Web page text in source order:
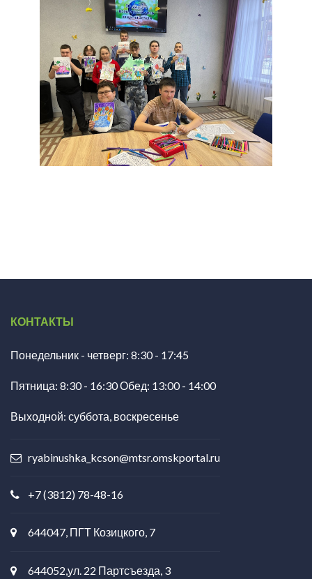
КОНТАКТЫ
Понедельник - четверг: 8:30 - 17:45
Пятница: 8:30 - 16:30 Обед: 13:00 - 14:00
Выходной: суббота, воскресенье
ryabinushka_kcson@mtsr.omskportal.ru
+7 (3812) 78-48-16
644047, ПГТ Козицкого, 7
644052,ул. 22 Партсъезда, 3